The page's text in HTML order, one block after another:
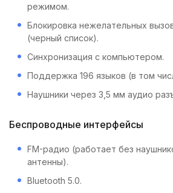
режимом.
Блокировка нежелательных
(черный список).
Синхронизация с компьютером.
Поддержка 196 языков (в том
Наушники через 3,5 мм аудио
Беспроводные интерфейсы
FM-радио (работает без
антенны).
Bluetooth 5.0.